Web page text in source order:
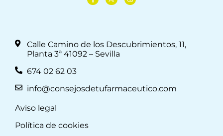
Calle Camino de los Descubrimientos, 11,
Planta 3ª 41092 – Sevilla
674 02 62 03
info@consejosdetufarmaceutico.com
Aviso legal
Política de cookies